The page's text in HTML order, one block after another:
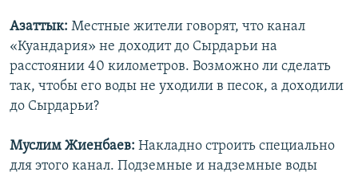
Азаттык: Местные жители говорят, что канал
«Куандария» не доходит до Сырдарьи на
расстоянии 40 километров. Возможно ли сделать
так, чтобы его воды не уходили в песок, а доходили
до Сырдарьи?
Муслим Жиенбаев: Накладно строить специально
для этого канал. Подземные и надземные воды